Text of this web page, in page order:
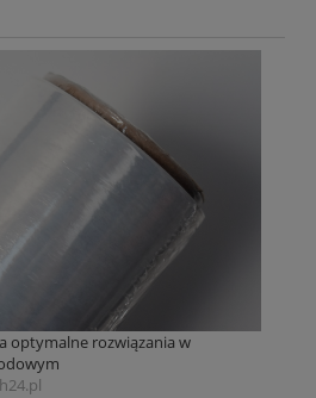
optymalne rozwiązania w